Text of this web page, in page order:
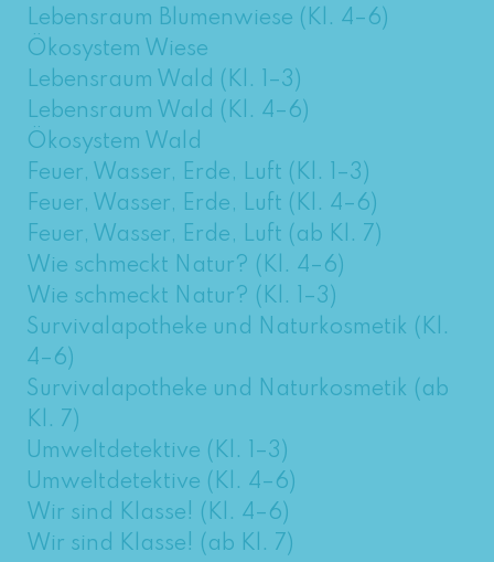
Lebensraum Blumenwiese (Kl. 4–6)
Ökosystem Wiese
Lebensraum Wald (Kl. 1–3)
Lebensraum Wald (Kl. 4–6)
Ökosystem Wald
Feuer, Wasser, Erde, Luft (Kl. 1–3)
Feuer, Wasser, Erde, Luft (Kl. 4–6)
Feuer, Wasser, Erde, Luft (ab Kl. 7)
Wie schmeckt Natur? (Kl. 4–6)
Wie schmeckt Natur? (Kl. 1–3)
Survivalapotheke und Naturkosmetik (Kl.
4–6)
Survivalapotheke und Naturkosmetik (ab
Kl. 7)
Umweltdetektive (Kl. 1–3)
Umweltdetektive (Kl. 4–6)
Wir sind Klasse! (Kl. 4–6)
Wir sind Klasse! (ab Kl. 7)